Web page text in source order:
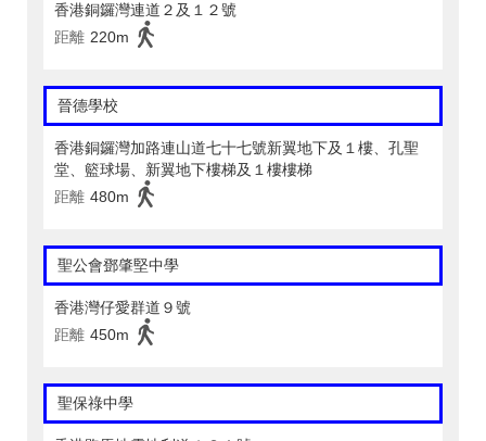
香港銅鑼灣連道２及１２號
距離 220m
晉德學校
香港銅鑼灣加路連山道七十七號新翼地下及１樓、孔聖
堂、籃球場、新翼地下樓梯及１樓樓梯
距離 480m
聖公會鄧肇堅中學
香港灣仔愛群道９號
距離 450m
聖保祿中學